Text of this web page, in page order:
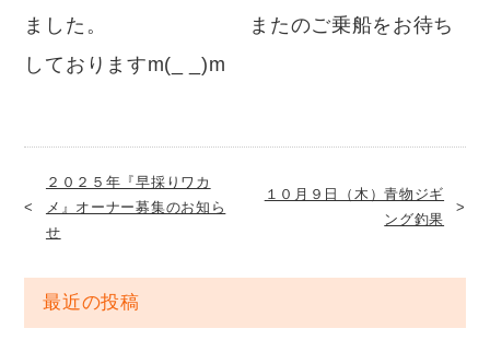
ました。 またのご乗船をお待ち
しておりますm(_ _)m
２０２５年『早採りワカ
メ』オーナー募集のお知ら
せ
１０月９日（木）青物ジギ
ング釣果
最近の投稿